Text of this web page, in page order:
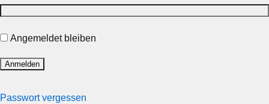
Angemeldet bleiben
Passwort vergessen